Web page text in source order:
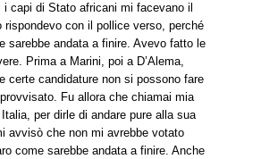
i capi di Stato africani mi facevano il
rispondevo con il pollice verso, perché
sarebbe andata a finire. Avevo fatto le
Prima a Marini, poi a D’Alema,
certe candidature non si possono fare
Fu allora che chiamai mia
per dirle di andare pure alla sua
avvisò che non mi avrebbe votato
come sarebbe andata a finire. Anche